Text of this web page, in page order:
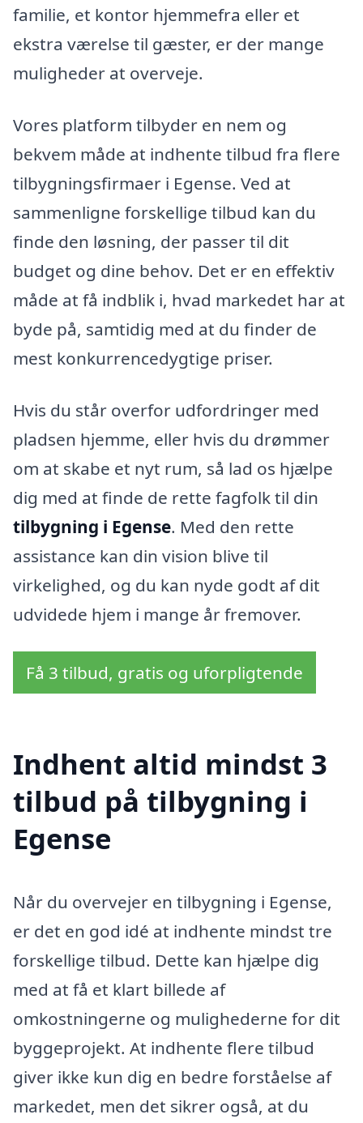
familie, et kontor hjemmefra eller et
ekstra værelse til gæster, er der mange
muligheder at overveje.
Vores platform tilbyder en nem og
bekvem måde at indhente tilbud fra flere
tilbygningsfirmaer i Egense. Ved at
sammenligne forskellige tilbud kan du
finde den løsning, der passer til dit
budget og dine behov. Det er en effektiv
måde at få indblik i, hvad markedet har at
byde på, samtidig med at du finder de
mest konkurrencedygtige priser.
Hvis du står overfor udfordringer med
pladsen hjemme, eller hvis du drømmer
om at skabe et nyt rum, så lad os hjælpe
dig med at finde de rette fagfolk til din
tilbygning i Egense. Med den rette
assistance kan din vision blive til
virkelighed, og du kan nyde godt af dit
udvidede hjem i mange år fremover.
Få 3 tilbud, gratis og uforpligtende
Indhent altid mindst 3
tilbud på tilbygning i
Egense
Når du overvejer en tilbygning i Egense,
er det en god idé at indhente mindst tre
forskellige tilbud. Dette kan hjælpe dig
med at få et klart billede af
omkostningerne og mulighederne for dit
byggeprojekt. At indhente flere tilbud
giver ikke kun dig en bedre forståelse af
markedet, men det sikrer også, at du